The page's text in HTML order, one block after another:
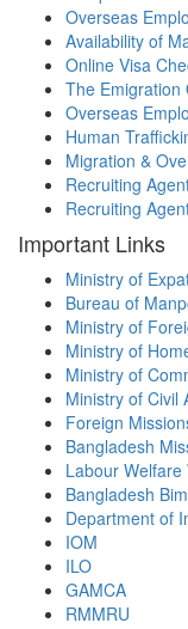
Overseas
Availability of
Online Visa
The Emigration
Overseas
Human
Migration &
Recruiting
Recruiting
Important Links
Ministry of
Bureau of
Ministry of
Ministry of
Ministry of
Ministry of Civil
Foreign
Bangladesh
Labour Welfare
Bangladesh
Department of
IOM
ILO
GAMCA
RMMRU